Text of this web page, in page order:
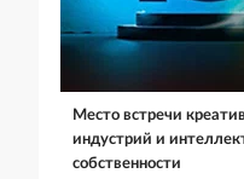
Место встречи
индустрий и
собственности